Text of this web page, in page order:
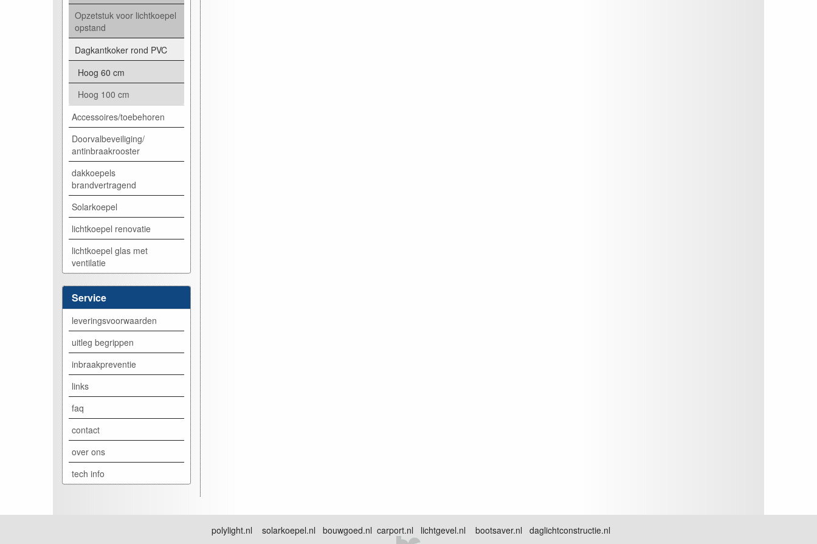
Opzetstuk voor lichtkoepel
opstand
Dagkantkoker rond PVC
Hoog 60 cm
Hoog 100 cm
Accessoires/toebehoren
Doorvalbeveiliging/
antinbraakrooster
dakkoepels
brandvertragend
Solarkoepel
lichtkoepel renovatie
lichtkoepel glas met
ventilatie
Service
leveringsvoorwaarden
uitleg begrippen
inbraakpreventie
links
faq
contact
over ons
tech info
polylight.nl solarkoepel.nl bouwgoed.nl carport.nl lichtgevel.nl bootsaver.nl daglichtconstructie.nl